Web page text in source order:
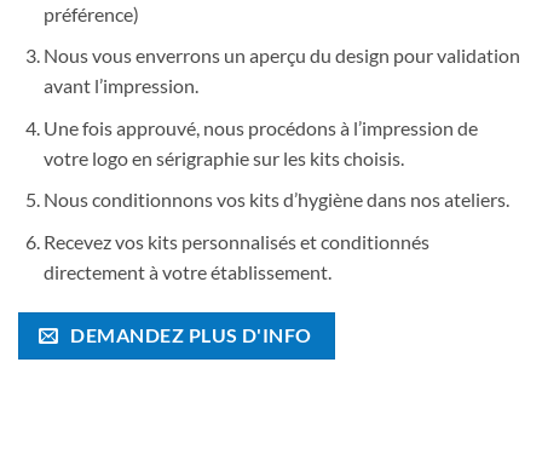
préférence)
Nous vous enverrons un aperçu du design pour validation
avant l’impression.
Une fois approuvé, nous procédons à l’impression de
votre logo en sérigraphie sur les kits choisis.
Nous conditionnons vos kits d’hygiène dans nos ateliers.
Recevez vos kits personnalisés et conditionnés
directement à votre établissement.
DEMANDEZ PLUS D'INFO